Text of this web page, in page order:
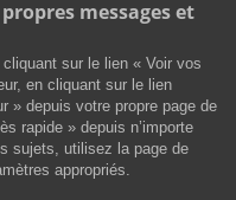
messages et
sur le lien « Voir vos
en cliquant sur le lien
» depuis votre propre page de
rapide » depuis n’importe
sujets, utilisez la page de
appropriés.